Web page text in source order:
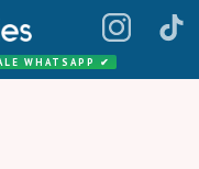
WHATSAPP ✔